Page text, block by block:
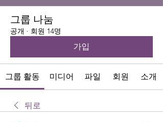
그룹 나눔
공개 · 회원 14명
가입
그룹 활동 미디어 파일 회원 소개
뒤로